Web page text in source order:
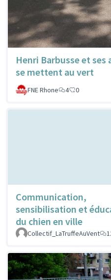
Henri Barbusse et ses
se mettent au vert
FNE Rhone
4 0
Communication,
sensibilisation et
du chien en ville
Collectif_LaTruffeAuVent